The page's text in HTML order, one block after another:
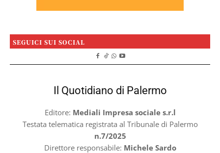
SEGUICI SUI SOCIAL
Il Quotidiano di Palermo
Editore: Mediali Impresa sociale s.r.l
Testata telematica registrata al Tribunale di Palermo
n.7/2025
Direttore responsabile: Michele Sardo